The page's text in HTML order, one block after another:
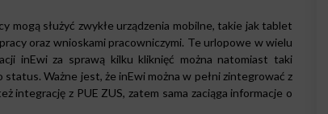
mogą służyć zwykłe urządzenia mobilne, takie jak tablet
oraz wnioskami pracowniczymi. Te urlopowe w wielu
inEwi za sprawą kilku kliknięć można natomiast taki
Ważne jest, że inEwi można w pełni zintegrować z
integrację z PUE ZUS, zatem sama zaciąga informacje o